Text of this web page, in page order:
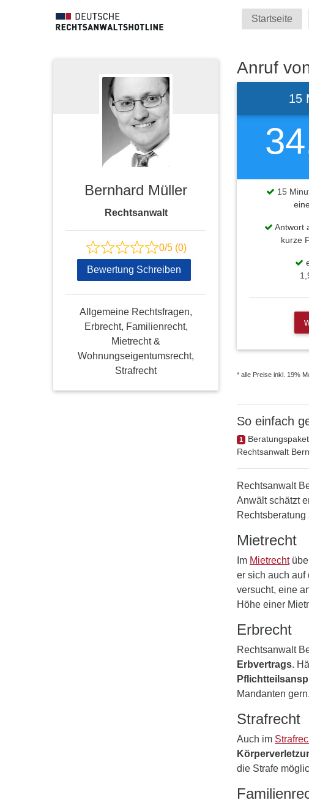
Startseite
Bernhard Müller
Rechtsanwalt
0/5 (0)
Bewertung Schreiben
Allgemeine Rechtsfragen,
Erbrecht, Familienrecht,
Mietrecht &
Wohnungseigentumsrecht,
Strafrecht
Anruf
15
15
Antwort
kurze
* alle Preise inkl. 19%
So einfach
1
Rechtsanwalt
Rechtsanwalt
Anwält schätzt
Mietrecht
Im Mietrecht
er sich auch auf
versucht, eine
Höhe einer
Erbrecht
Rechtsanwalt
Erbvertrags.
Mandanten gern.
Strafrecht
Auch im
die Strafe